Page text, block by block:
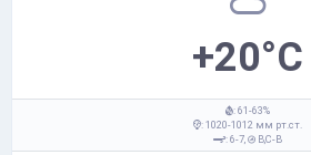
+20°C
: 61-63%
: 1020-1012 мм рт.ст.
: 6-7,
В,С-В